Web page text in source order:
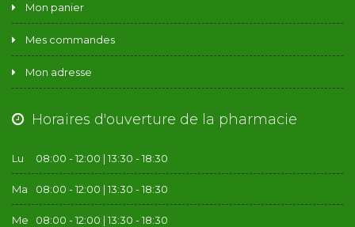
Mon panier
Mes commandes
Mon adresse
Horaires d'ouverture de la pharmacie
Lu 08:00 - 12:00 | 13:30 - 18:30
Ma 08:00 - 12:00 | 13:30 - 18:30
Me 08:00 - 12:00 | 13:30 - 18:30